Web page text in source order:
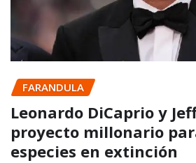
FARANDULA
Leonardo DiCaprio y
proyecto millonario
especies en extinción